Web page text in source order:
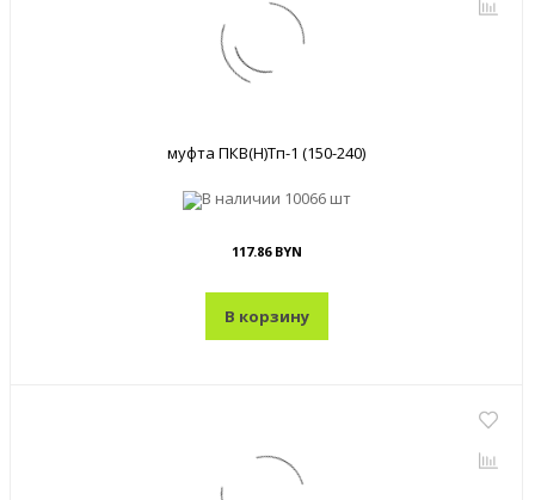
муфта ПКВ(Н)Тп-1 (150-240)
В наличии 10066 шт
117.86 BYN
В корзину